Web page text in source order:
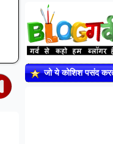
जो ये कोशिश पसंद